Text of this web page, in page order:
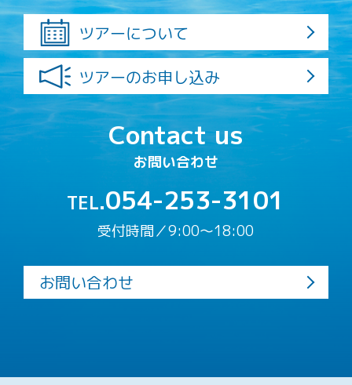
ツアーについて
ツアーのお申し込み
Contact us
お問い合わせ
TEL.054-253-3101
受付時間／9:00〜18:00
お問い合わせ